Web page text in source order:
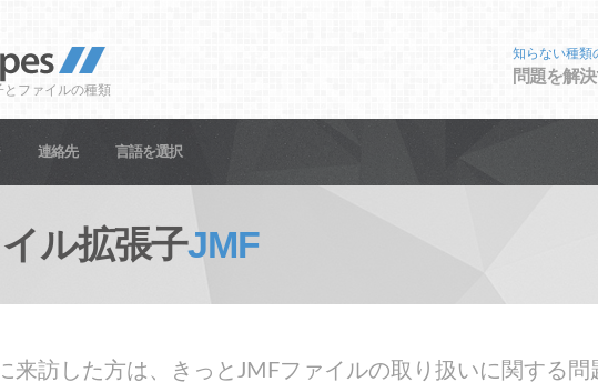
とファイルの種類
知らない種類
問題を解
連絡先 言語を選択
ル拡張子JMF
来訪した方は、きっとJMFファイルの取り扱いに関する